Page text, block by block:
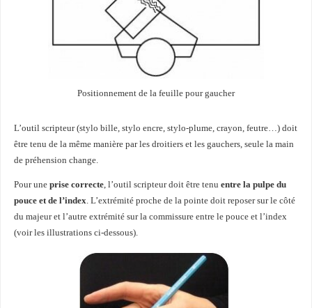
Positionnement de la feuille pour gaucher
L’outil scripteur (stylo bille, stylo encre, stylo-plume, crayon, feutre…) doit
être tenu de la même manière par les droitiers et les gauchers, seule la main
de préhension change.
Pour une prise correcte, l’outil scripteur doit être tenu entre la pulpe du
pouce et de l’index. L’extrémité proche de la pointe doit reposer sur le côté
du majeur et l’autre extrémité sur la commissure entre le pouce et l’index
(voir les illustrations ci-dessous).